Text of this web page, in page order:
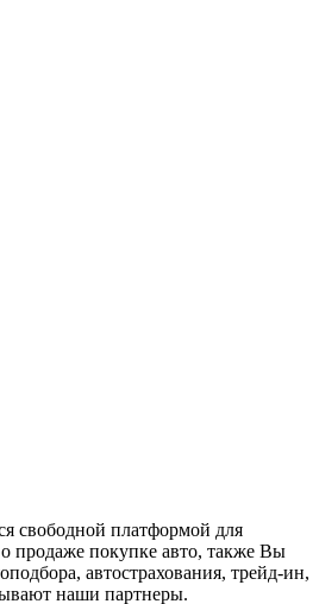
свободной платформой для
продаже покупке авто, также Вы
автострахования, трейд-ин,
наши партнеры.